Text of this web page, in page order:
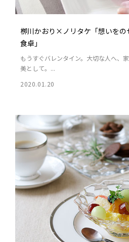
栁川かおり×ノリタケ「想いをの
食卓」
もうすぐバレンタイン。大切な人へ、
美として。...
2020.01.20